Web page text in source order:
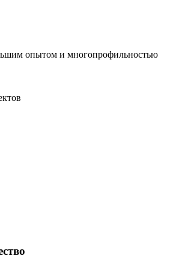
опытом и многопрофильностью